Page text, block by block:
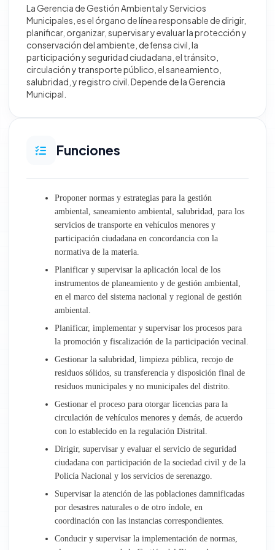
Desarrollo Territorial e Infraestructura
Obras
Gestión Ambiental y Servicios Municipales
Desarrollo Económico Social
Oficinas generales
Atención al Ciudadano y Gestión Documentaria
Trámite Documentario
Archivo Central
Relaciones Públicas e Imagen Institucional
Administración
Recursos Humanos
Planeamiento y Presupuesto
Asesoría Jurídica
Empresa Aguas de Talavera
La Gerencia de Gestión Ambiental y Servicios
Municipales, es el órgano de línea responsable de dirigir,
planificar, organizar, supervisar y evaluar la protección y
conservación del ambiente, defensa civil, la
participación y seguridad ciudadana, el tránsito,
circulación y transporte público, el saneamiento,
salubridad, y registro civil. Depende de la Gerencia
Municipal.
Funciones
Proponer normas y estrategias para la gestión
ambiental, saneamiento ambiental, salubridad, para los
servicios de transporte en vehículos menores y
participación ciudadana en concordancia con la
normativa de la materia.
Planificar y supervisar la aplicación local de los
instrumentos de planeamiento y de gestión ambiental,
en el marco del sistema nacional y regional de gestión
ambiental.
Planificar, implementar y supervisar los procesos para
la promoción y fiscalización de la participación vecinal.
Gestionar la salubridad, limpieza pública, recojo de
residuos sólidos, su transferencia y disposición final de
residuos municipales y no municipales del distrito.
Gestionar el proceso para otorgar licencias para la
circulación de vehículos menores y demás, de acuerdo
con lo establecido en la regulación Distrital.
Dirigir, supervisar y evaluar el servicio de seguridad
ciudadana con participación de la sociedad civil y de la
Policía Nacional y los servicios de serenazgo.
Supervisar la atención de las poblaciones damnificadas
por desastres naturales o de otro índole, en
coordinación con las instancias correspondientes.
Conducir y supervisar la implementación de normas,